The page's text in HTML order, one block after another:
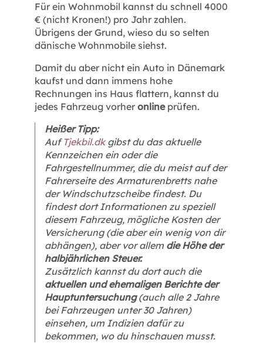
Für ein Wohnmobil kannst du schnell 4000
€ (nicht Kronen!) pro Jahr zahlen.
Übrigens der Grund, wieso du so selten
dänische Wohnmobile siehst.
Damit du aber nicht ein Auto in Dänemark
kaufst und dann immens hohe
Rechnungen ins Haus flattern, kannst du
jedes Fahrzeug vorheronlineprüfen.
Heißer Tipp:
Auf Tjekbil.dkgibst du das aktuelle
Kennzeichen ein oder die
Fahrgestellnummer, die du meist auf der
Fahrerseite des Armaturenbretts nahe
der Windschutzscheibe findest. Du
findest dort Informationen zu speziell
diesem Fahrzeug, mögliche Kosten der
Versicherung (die aber ein wenig von dir
abhängen), aber vor allem die Höhe der
halbjährlichen Steuer.
Zusätzlich kannst du dort auch die
aktuellen und ehemaligen Berichte der
Hauptuntersuchung(auch alle 2 Jahre
bei Fahrzeugen unter 30 Jahren)
einsehen, um Indizien dafür zu
bekommen, wo du hinschauen musst.